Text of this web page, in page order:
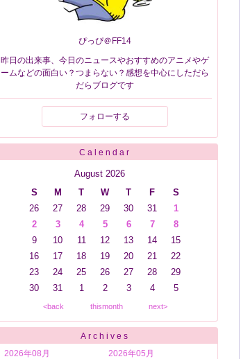
ぴっぴ＠FF14
昨日の出来事、今日のニュースやおすすめのアニメやゲ
ームなどの面白い？つまらない？感想を中心にしただら
だらブログです
フォローする
Calendar
August 2026
S
M T W T F
S
26
27 28 29 30 31
1
2
3 4 5 6 7
8
9
10 11 12 13 14
15
16
17 18 19 20 21
22
23
24 25 26 27 28
29
30
31 1 2 3 4 5
<back thismonth next>
Archives
2026年08月
2026年05月